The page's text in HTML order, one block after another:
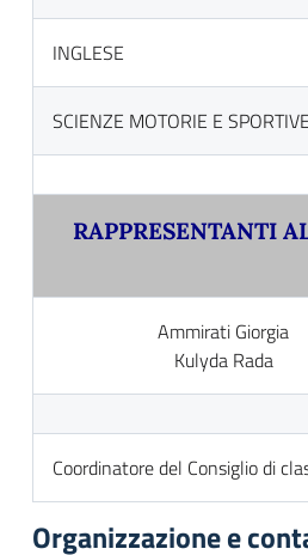
INGLESE
SCIENZE MOTORIE E SPORTIVE
RAPPRESENTANTI
Ammirati Giorgia
Kulyda Rada
Coordinatore del Consiglio di
Organizzazione e